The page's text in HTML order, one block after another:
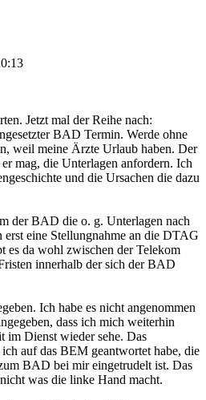
Jetzt mal der Reihe nach:
BAD Termin. Werde ohne
weil meine Ärzte Urlaub haben. Der
mag, die Unterlagen anfordern. Ich
und die Ursachen die dazu
der BAD die o. g. Unterlagen nach
erst eine Stellungnahme an die DTAG
es da wohl zwischen der Telekom
innerhalb der sich der BAD
Ich habe es nicht angenommen
dass ich mich weiterhin
im Dienst wieder sehe. Das
auf das BEM geantwortet habe, die
BAD bei mir eingetrudelt ist. Das
was die linke Hand macht.